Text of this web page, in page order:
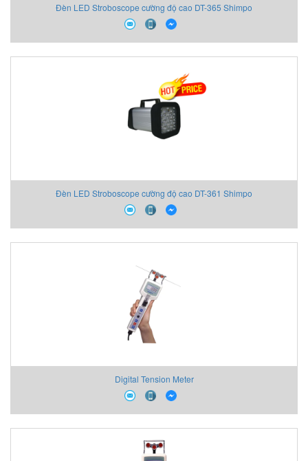
Đèn LED Stroboscope cường độ cao DT-365 Shimpo
Đèn LED Stroboscope cường độ cao DT-361 Shimpo
Digital Tension Meter